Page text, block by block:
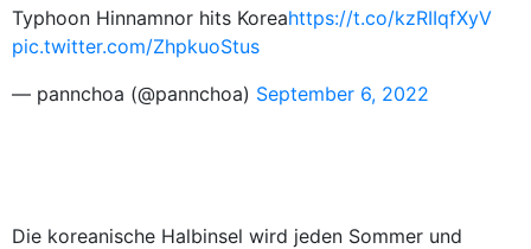
Typhoon Hinnamnor hits Koreahttps://t.co/kzRIIqfXyV
pic.twitter.com/ZhpkuoStus
— pannchoa (@pannchoa) September 6, 2022
Die koreanische Halbinsel wird jeden Sommer und